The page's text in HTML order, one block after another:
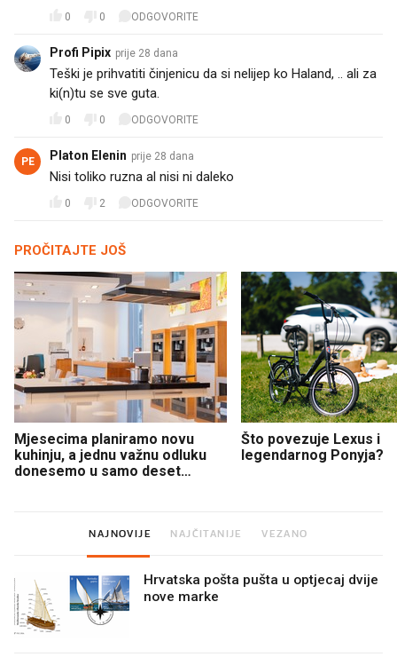
0 0 ODGOVORITE
Profi Pipix prije 28 dana
Teški je prihvatiti činjenicu da si nelijep ko Haland, .. ali za
ki(n)tu se sve guta.
0 0 ODGOVORITE
PE Platon Elenin prije 28 dana
Nisi toliko ruzna al nisi ni daleko
0 2 ODGOVORITE
PROČITAJTE JOŠ
Mjesecima planiramo novu
kuhinju, a jednu važnu odluku
donesemo u samo deset
Što povezuje Lexus i
legendarnog Ponyja?
NAJNOVIJE NAJČITANIJE VEZANO
Hrvatska pošta pušta u optjecaj dvije
nove marke